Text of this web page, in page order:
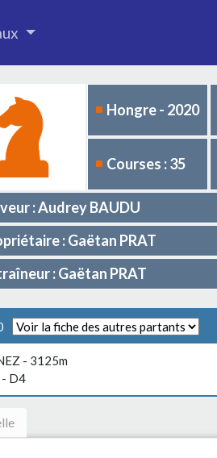
Hongre - 2020
Courses : 35
: Audrey BAUDU
: Gaëtan PRAT
: Gaëtan PRAT
- 3125m
- D4